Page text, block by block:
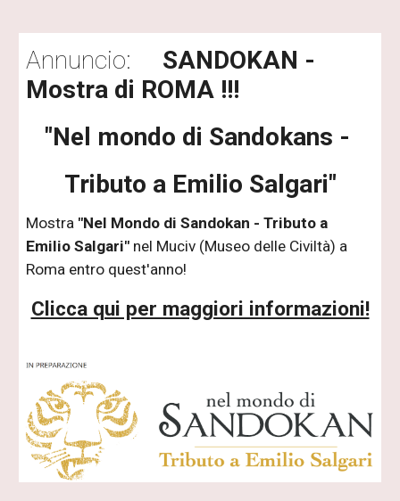
Annuncio:
SANDOKAN -
Mostra di ROMA !!!
"Nel mondo di Sandokans -
Tributo a Emilio Salgari"
Mostra "Nel Mondo di Sandokan - Tributo a
Emilio Salgari" nel Muciv (Museo delle Civiltà) a
Roma entro quest'anno!
Clicca qui per maggiori informazioni!